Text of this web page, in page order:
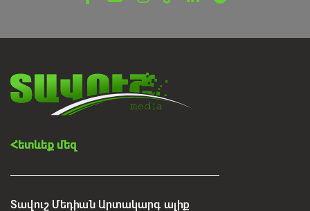
Հետևեք մեզ
Տավուշ Մեդիան Արտակարգ ալիք